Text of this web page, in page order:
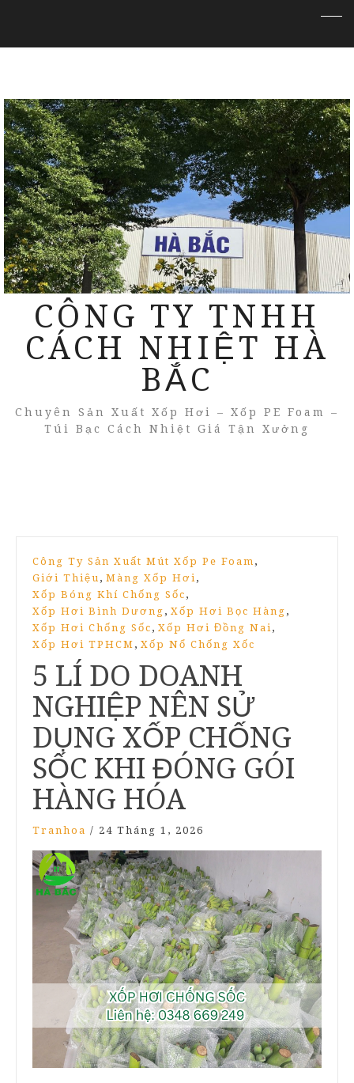
CÔNG TY TNHH
CÁCH NHIỆT HÀ
BẮC
Chuyên Sản Xuất Xốp Hơi – Xốp PE Foam –
Túi Bạc Cách Nhiệt Giá Tận Xưởng
Công Ty Sản Xuất Mút Xốp Pe Foam ,
Giới Thiệu, Màng Xốp Hơi,
Xốp Bóng Khí Chống Sốc ,
Xốp Hơi Bình Dương , Xốp Hơi Bọc Hàng ,
Xốp Hơi Chống Sốc , Xốp Hơi Đồng Nai,
Xốp Hơi TPHCM , Xốp Nổ Chống Xốc
5 LÍ DO DOANH
NGHIỆP NÊN SỬ
DỤNG XỐP CHỐNG
SỐC KHI ĐÓNG GÓI
HÀNG HÓA
Tranhoa / 24 Tháng 1, 2026